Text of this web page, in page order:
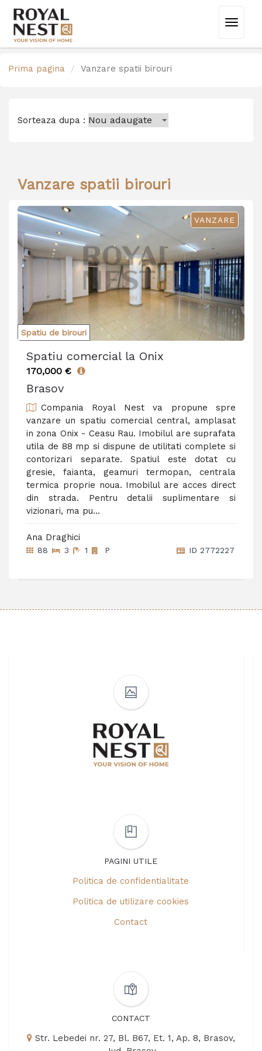
Toggle
Prima pagina Vanzare spatii birouri
Sorteaza dupa :
Vanzare spatii birouri
VANZARE
Spatiu de birouri
Spatiu comercial la Onix
170,000 €
Brasov
Compania Royal Nest va propune spre
vanzare un spatiu comercial central, amplasat
in zona Onix - Ceasu Rau. Imobilul are suprafata
utila de 88 mp si dispune de utilitati complete si
contorizari separate. Spatiul este dotat cu
gresie, faianta, geamuri termopan, centrala
termica proprie noua. Imobilul are acces direct
din strada. Pentru detalii suplimentare si
vizionari, ma pu...
Ana Draghici
88 3 1 P ID 2772227
PAGINI UTILE
Politica de confidentialitate
Politica de utilizare cookies
Contact
CONTACT
Str. Lebedei nr. 27, Bl. B67, Et. 1, Ap. 8, Brasov,